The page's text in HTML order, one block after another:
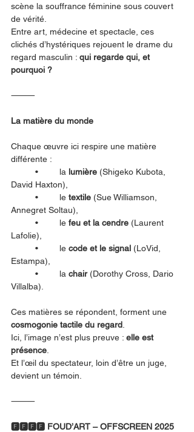
scène la souffrance féminine sous couvert
de vérité.
Entre art, médecine et spectacle, ces
clichés d’hystériques rejouent le drame du
regard masculin : qui regarde qui, et
pourquoi ?
⸻
La matière du monde
Chaque œuvre ici respire une matière
différente :
	•	la
lumière (Shigeko Kubota,
David Haxton),
	•	le
textile (Sue Williamson,
Annegret Soltau),
	•	le
feu et la cendre (Laurent
Lafolie),
	•	le
code et le signal (LoVid,
Estampa),
	•	la
chair (Dorothy Cross, Dario
Villalba).
Ces matières se répondent, forment une
cosmogonie tactile du regard
Ici, l’image n’est plus preuve : elle est
présence
Et l’œil du spectateur, loin d’être un juge,
devient un témoin.
⸻
🅵🅵🅵🅵 FOUD’ART – OFFSCREEN 2025